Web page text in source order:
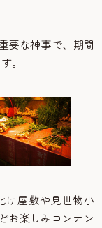
要な神事で、期間
。
け屋敷や見世物小
お楽しみコンテン